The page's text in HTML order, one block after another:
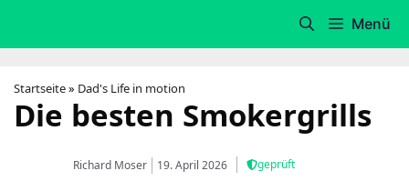
Menü
Startseite» Dad's Life in motion
Die besten Smokergrills
Richard Moser 19. April 2026 geprüft